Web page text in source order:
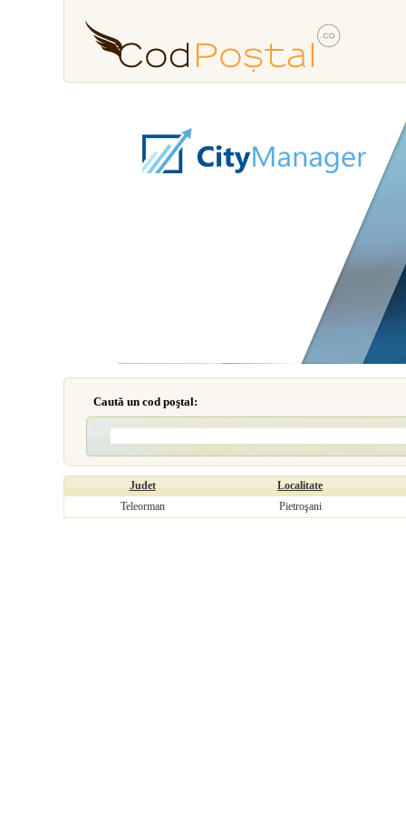
Caută un cod poştal:
Judet
Localitate
Teleorman
Pietroşani